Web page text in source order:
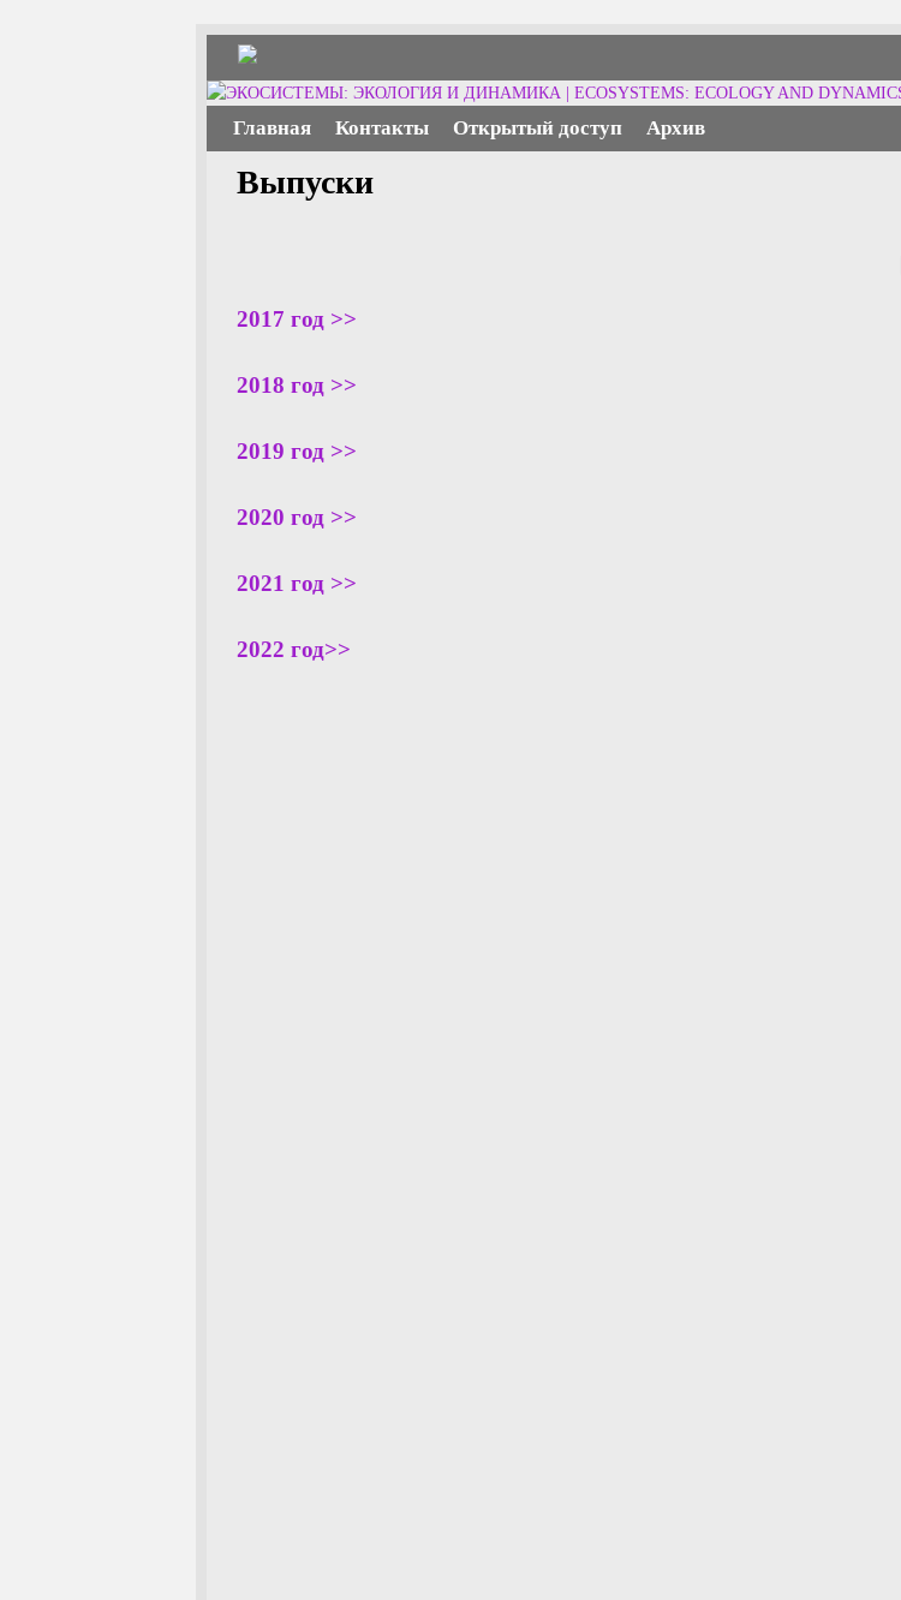
Перейти к основному содержимому
Перейти к дополнительному содержимому
Главная Контакты Открытый доступ Архив
Выпуски
2017 год >>
2018 год >>
2019 год >>
2020 год >>
2021 год >>
2022 год>>